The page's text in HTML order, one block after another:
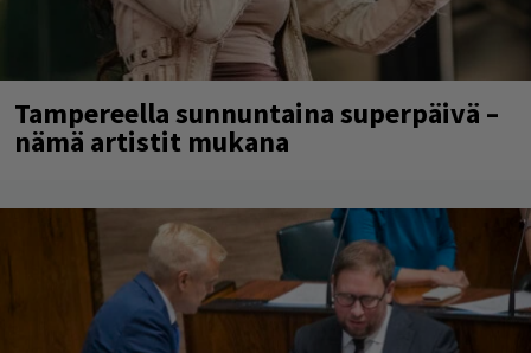
Tampereella sunnuntaina superpäivä –
nämä artistit mukana